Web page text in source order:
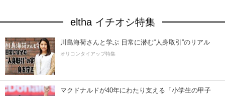
eltha イチオシ特集
川島海荷さんと学ぶ 日常に潜む“人身取引”のリアル
オリコンタイアップ特集
マクドナルドが40年にわたり支える「小学生の甲子